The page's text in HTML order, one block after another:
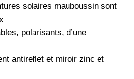
solaires mauboussin sont
polarisants, d’une
antireflet et miroir zinc et